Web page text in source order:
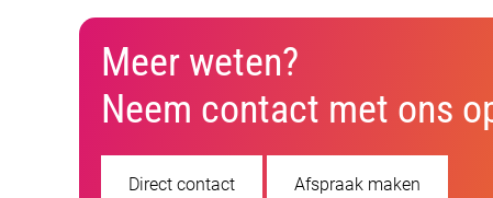
Meer weten?
Neem contact met ons
Direct contact Afspraak maken